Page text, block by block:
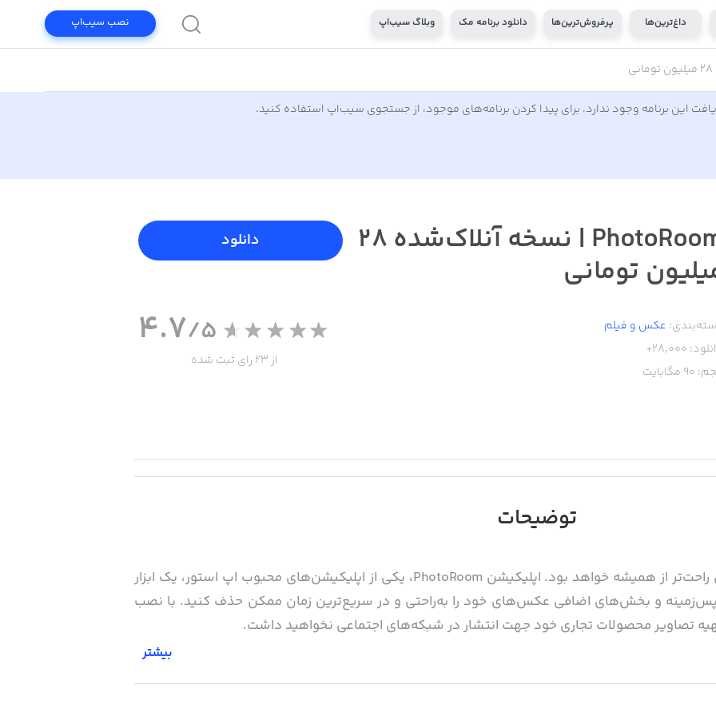
داغ‌ترین‌ها پرفروش‌ترین‌ها دانلود برنامه مک وبلاگ سیب‌اپ نصب سیب‌اپ
این برنامه وجود ندارد. برای پیدا کردن برنامه‌های موجود، از جستجوی سیب‌اپ استفاده کنید.
PhotoRoom | نسخه آنلاک‌شده ۲۸
تومانی
عکس و فیلم
28,000+
90 مگابایت
دانلود
4.7/5
از 23 رای ثبت شده
توضیحات
حذف قسمت‌های اضافی از عکس‌هایتان راحت‌تر از همیشه خواهد بود. اپلیکیشن PhotoRoom، یکی از اپلیکیشن‌های محبوب اپ استور، یک ابزار
و بخش‌های اضافی عکس‌های خود را به‌راحتی و در سریع‌ترین زمان ممکن حذف‌ کنید. با نصب
تصاویر محصولات تجاری خود جهت انتشار در شبکه‌های اجتماعی نخواهید داشت.
بیشتر